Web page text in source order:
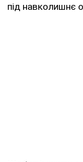
під навколишнє